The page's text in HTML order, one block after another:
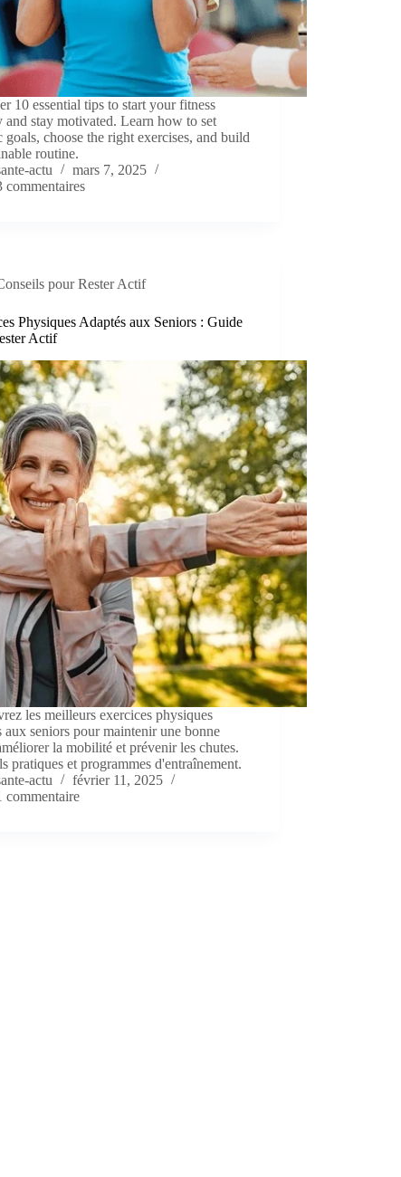
10 essential tips to start your fitness
and stay motivated. Learn how to set
goals, choose the right exercises, and build
routine.
actu
mars 7, 2025
commentaires
pour Rester Actif
Physiques Adaptés aux Seniors : Guide
Actif
les meilleurs exercices physiques
aux seniors pour maintenir une bonne
la mobilité et prévenir les chutes.
pratiques et programmes d'entraînement.
actu
février 11, 2025
commentaire